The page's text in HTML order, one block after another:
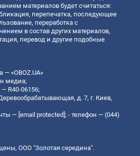
материалов будет считаться:
перепечатка, последующее
переработка с
в состав других материалов,
перевод и другие подобные
«OBOZ.UA»
медиа;
R40-06156;
д. 7, г. Киев,
— [email protected]; - телефон — (044)
ООО "Золотая середина".